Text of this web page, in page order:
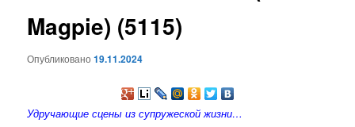
Magpie) (5115)
Опубликовано19.11.2024
Удручающие сцены из супружеской жизни…